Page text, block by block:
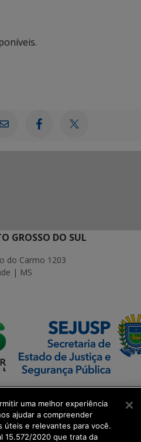
GROSSO DO SUL
do Carmo 1203
| MS
uma melhor experiência
ajudar a compreender
úteis e relevantes para você.
15.572/2020 que trata da